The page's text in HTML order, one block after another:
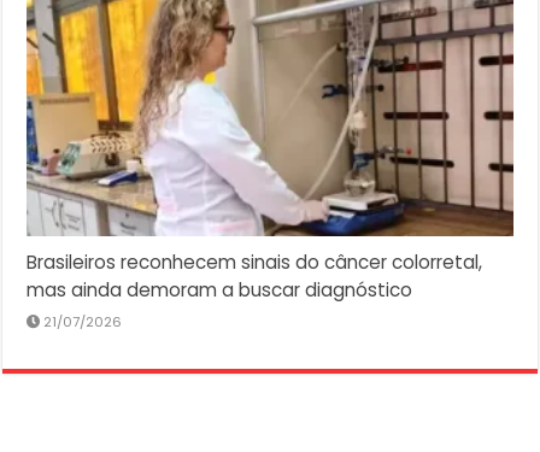
Brasileiros reconhecem sinais do câncer colorretal,
mas ainda demoram a buscar diagnóstico
21/07/2026